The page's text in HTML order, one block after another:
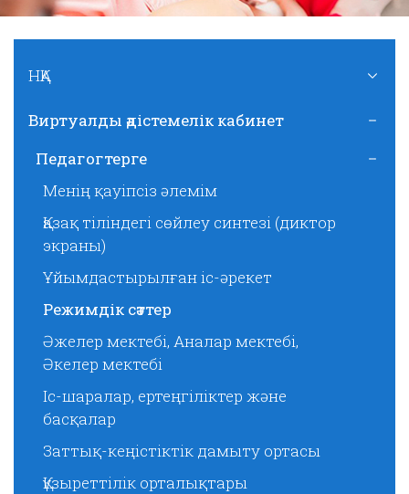
НҚА
Виртуалды әдістемелік кабинет
Педагогтерге
Менің қауіпсіз әлемім
Қазақ тіліндегі сөйлеу синтезі (диктор
экраны)
Ұйымдастырылған іс-әрекет
Режимдік сәттер
Әжелер мектебі, Аналар мектебі,
Әкелер мектебі
Іс-шаралар, ертеңгіліктер және
басқалар
Заттық-кеңістіктік дамыту ортасы
Құзыреттілік орталықтары